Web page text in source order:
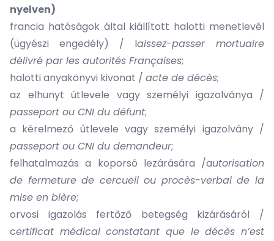
nyelven)
francia hatóságok által kiállított halotti menetlevél
(ügyészi engedély) / laissez-passer mortuaire
délivré par les autorités Françaises;
halotti anyakönyvi kivonat / acte de décès;
az elhunyt útlevele vagy személyi igazolványa /
passeport ou CNI du défunt;
a kérelmező útlevele vagy személyi igazolvány /
passeport ou CNI du demandeur;
felhatalmazás a koporsó lezárására /autorisation
de fermeture de cercueil ou procès-verbal de la
mise en bière;
orvosi igazolás fertőző betegség kizárásáról /
certificat médical constatant que le décès n’est